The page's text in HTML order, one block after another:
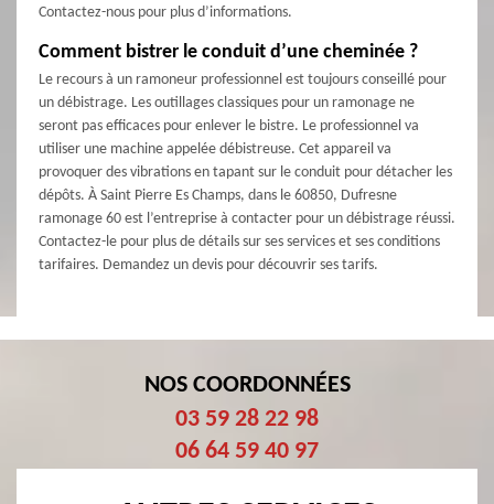
Contactez-nous pour plus d’informations.
Comment bistrer le conduit d’une cheminée ?
Le recours à un ramoneur professionnel est toujours conseillé pour
un débistrage. Les outillages classiques pour un ramonage ne
seront pas efficaces pour enlever le bistre. Le professionnel va
utiliser une machine appelée débistreuse. Cet appareil va
provoquer des vibrations en tapant sur le conduit pour détacher les
dépôts. À Saint Pierre Es Champs, dans le 60850, Dufresne
ramonage 60 est l’entreprise à contacter pour un débistrage réussi.
Contactez-le pour plus de détails sur ses services et ses conditions
tarifaires. Demandez un devis pour découvrir ses tarifs.
NOS COORDONNÉES
03 59 28 22 98
06 64 59 40 97